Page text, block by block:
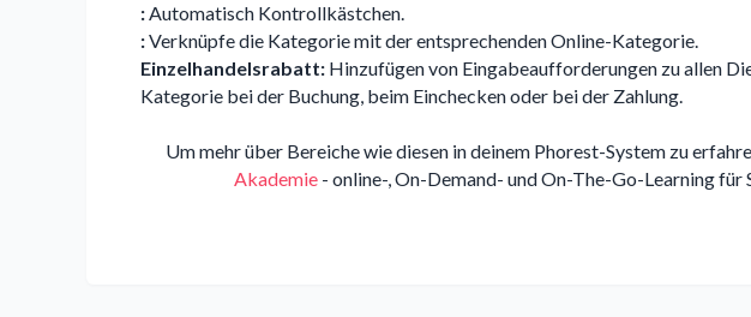
:Automatisch Kontrollkästchen.
:Verknüpfe die Kategorie mit der entsprechenden Online-Kategorie.
Einzelhandelsrabatt: Hinzufügen von Eingabeaufforderungen zu allen
Kategorie bei der Buchung, beim Einchecken oder bei der Zahlung.
Um mehr über Bereiche wie diesen in deinem Phorest-System zu
Akademie - online-, On-Demand- und On-The-Go-Learning für